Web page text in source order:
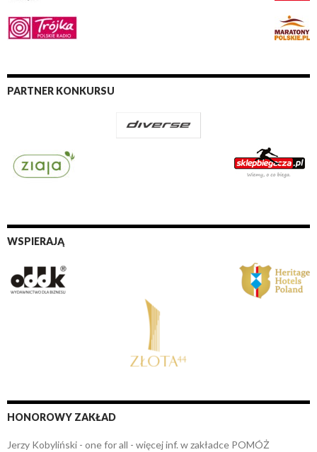
PARTNER KONKURSU
WSPIERAJĄ
HONOROWY ZAKŁAD
Jerzy Kobyliński - one for all - więcej inf. w zakładce POMÓŻ